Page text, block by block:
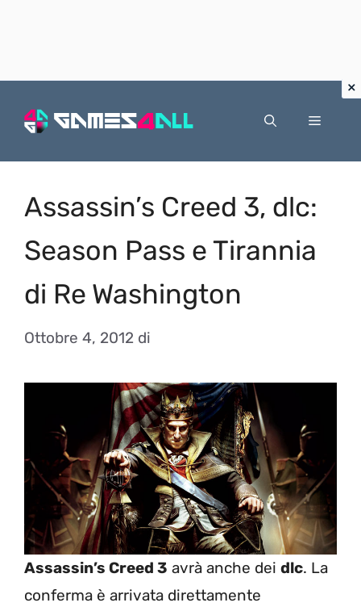
Menu
Assassin’s Creed 3, dlc:
Season Pass e Tirannia
di Re Washington
Ottobre 4, 2012 di
Assassin’s Creed 3 avrà anche dei dlc. La
conferma è arrivata direttamente